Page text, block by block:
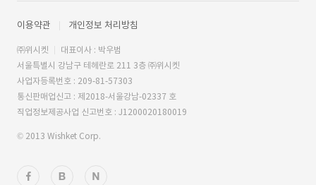
이용약관 개인정보 처리방침
㈜위시켓
대표이사 : 박우범
서울특별시 강남구 테헤란로 211 3층 ㈜위시켓
사업자등록번호 : 209-81-57303
통신판매업신고 : 제2018-서울강남-02337 호
직업정보제공사업 신고번호 : J1200020180019
© 2013 Wishket Corp.